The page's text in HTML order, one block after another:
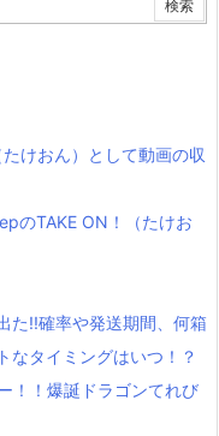
けおん）として動画の収
のTAKE ON！（たけお
!!確率や発送期間、何箱
タイミングはいつ！？
！！爆誕ドラゴンてれび